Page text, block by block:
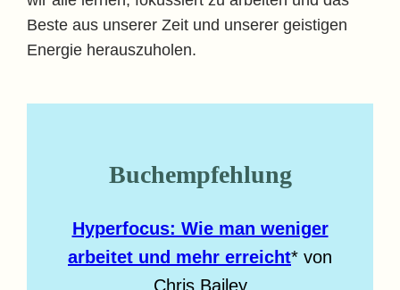
Beste aus unserer Zeit und unserer geistigen
Energie herauszuholen.
Buchempfehlung
Hyperfocus: Wie man weniger
arbeitet und mehr erreicht* von
Chris Bailey